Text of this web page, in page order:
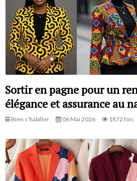
Sortir en pagne pour un
élégance et assurance au
Bien s’habiller 06 Mai 2026 1872 fois